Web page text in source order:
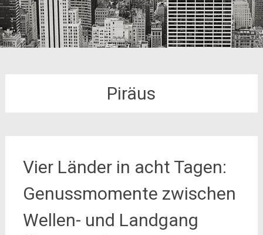
Piräus
Vier Länder in acht Tagen:
Genussmomente zwischen
Wellen- und Landgang